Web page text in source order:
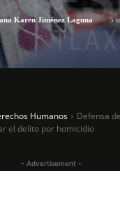
Karen Jiménez Laguna 5
Humanos
Defensa
el delito por homicidio
- Advertisement -